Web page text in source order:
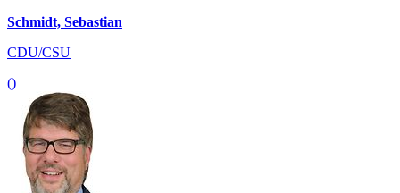
Schmidt, Sebastian
CDU/CSU
()